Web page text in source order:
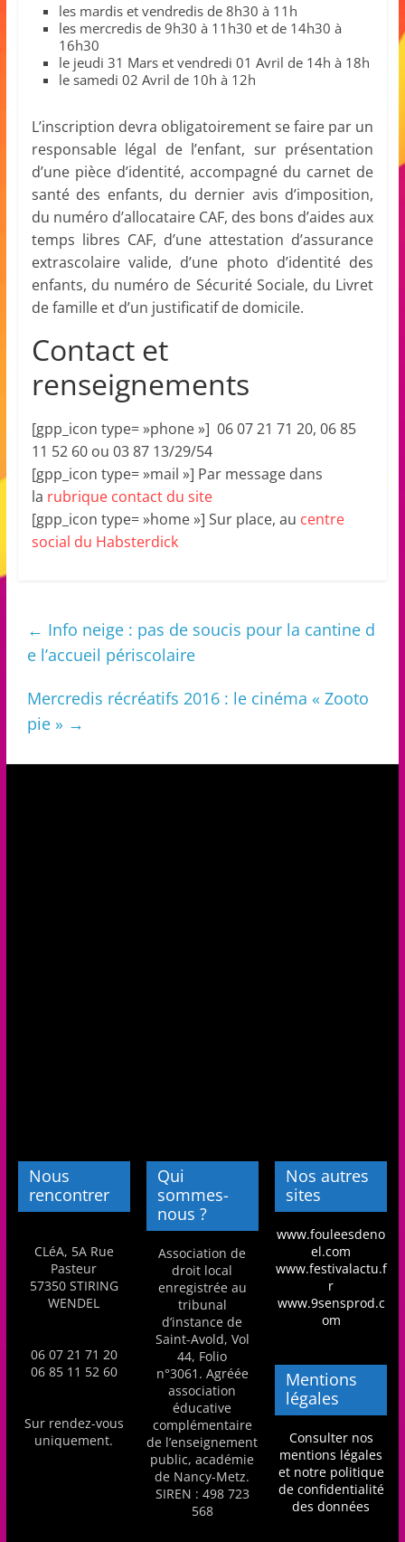
a
v
e
c
C
L
é
A
!
les mardis et vendredis de 8h30 à 11h
les mercredis de 9h30 à 11h30 et de 14h30 à
16h30
le jeudi 31 Mars et vendredi 01 Avril de 14h à 18h
le samedi 02 Avril de 10h à 12h
L’inscription devra obligatoirement se faire par un
responsable légal de l’enfant, sur présentation
d’une pièce d’identité, accompagné du carnet de
santé des enfants, du dernier avis d’imposition,
du numéro d’allocataire CAF, des bons d’aides aux
temps libres CAF, d’une attestation d’assurance
extrascolaire valide, d’une photo d’identité des
enfants, du numéro de Sécurité Sociale, du Livret
de famille et d’un justificatif de domicile.
Contact et
renseignements
[gpp_icon type= »phone »] 06 07 21 71 20, 06 85
11 52 60 ou 03 87 13/29/54
[gpp_icon type= »mail »] Par message dans
la rubrique contact du site
[gpp_icon type= »home »] Sur place, au centre
social du Habsterdick
← Info neige : pas de soucis pour la cantine d
e l’accueil périscolaire
Mercredis récréatifs 2016 : le cinéma « Zooto
pie » →
Nous
rencontrer
CLéA, 5A Rue
Pasteur
57350 STIRING
WENDEL
06 07 21 71 20
06 85 11 52 60
Sur rendez-vous
uniquement.
Qui
sommes-
nous ?
Association de
droit local
enregistrée au
tribunal
d’instance de
Saint-Avold, Vol
44, Folio
n°3061. Agréée
association
éducative
complémentaire
de l’enseignement
public, académie
de Nancy-Metz.
SIREN : 498 723
568
Nos autres
sites
www.fouleesdeno
el.com
www.festivalactu.f
r
www.9sensprod.c
om
Mentions
légales
Consulter nos
mentions légales
et notre politique
de confidentialité
des données